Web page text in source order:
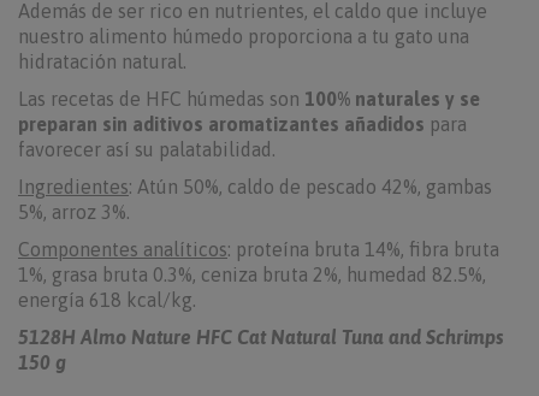
Además de ser rico en nutrientes, el caldo que incluye
nuestro alimento húmedo proporciona a tu gato una
hidratación natural.
Las recetas de HFC húmedas son 100% naturales y se
preparan sin aditivos aromatizantes añadidos para
favorecer así su palatabilidad.
Ingredientes: Atún 50%, caldo de pescado 42%, gambas
5%, arroz 3%.
Componentes analíticos: proteína bruta 14%, fibra bruta
1%, grasa bruta 0.3%, ceniza bruta 2%, humedad 82.5%,
energía 618 kcal/kg.
5128H Almo Nature HFC Cat Natural Tuna and Schrimps
150 g